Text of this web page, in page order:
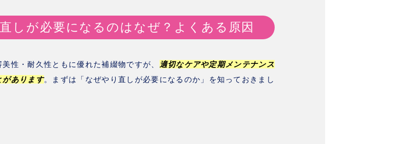
しが必要になるのはなぜ？よくある原因
性・耐久性ともに優れた補綴物ですが、
適切なケアや定期メンテナンス
があります。まずは「なぜやり直しが必要になるのか」を知っておきまし